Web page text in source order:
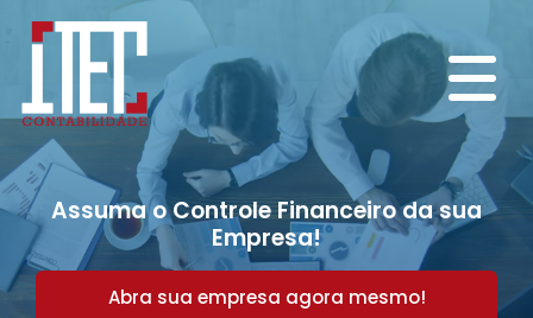
Assuma o Controle Financeiro da sua
Empresa!
Abra sua empresa agora mesmo!